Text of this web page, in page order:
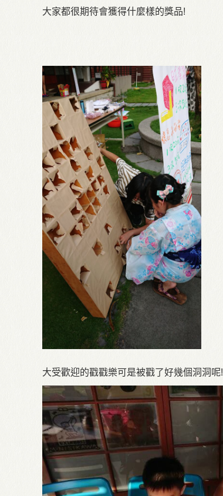
大家都很期待會獲得什麼樣的獎品!
大受歡迎的戳戳樂可是被戳了好幾個洞洞呢!